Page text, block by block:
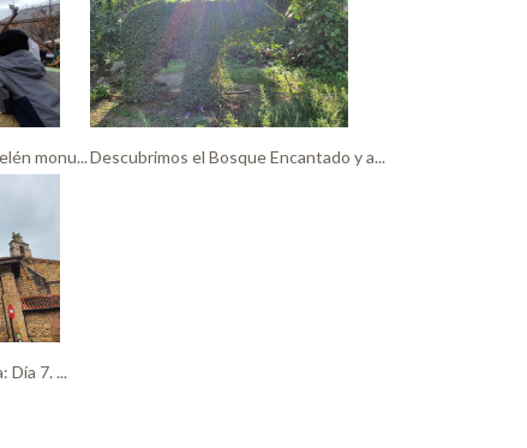
monu...Descubrimos el Bosque Encantado y a...
Día 7. ...